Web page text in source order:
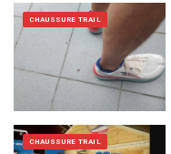
CHAUSSURE TRAIL
CHAUSSURE TRAIL